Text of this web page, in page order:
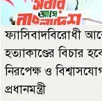
ফ্যাসিবাদবিরোধী
হত্যাকাণ্ডের বিচার
নিরপেক্ষ ও
প্রধানমন্ত্রী